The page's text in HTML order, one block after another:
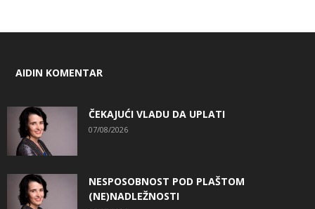
AIDIN KOMENTAR
ČEKAJUĆI VLADU DA UPLATI
07/08/2026
NESPOSOBNOST POD PLAŠTOM
(NE)NADLEŽNOSTI